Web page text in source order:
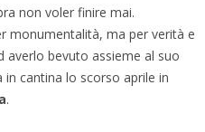
non voler finire mai.
monumentalità, ma per verità e
bevuto assieme al suo
cantina lo scorso aprile in
.